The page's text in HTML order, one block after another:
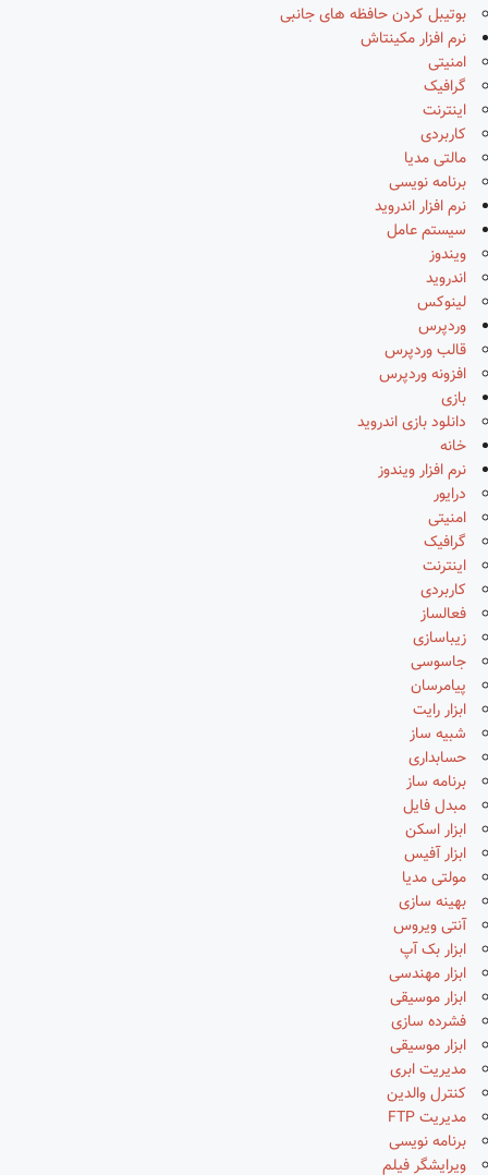
بوتیبل کردن حافظه های جانبی
نرم افزار مکینتاش
امنیتی
گرافیک
اینترنت
کاربردی
مالتی مدیا
برنامه نویسی
نرم افزار اندروید
سیستم عامل
ویندوز
اندروید
لینوکس
وردپرس
قالب وردپرس
افزونه وردپرس
بازی
دانلود بازی اندروید
خانه
نرم افزار ویندوز
درایور
امنیتی
گرافیک
اینترنت
کاربردی
فعالساز
زیباسازی
جاسوسی
پیامرسان
ابزار رایت
شبیه ساز
حسابداری
برنامه ساز
مبدل فایل
ابزار اسکن
ابزار آفیس
مولتی مدیا
بهینه سازی
آنتی ویروس
ابزار بک آپ
ابزار مهندسی
ابزار موسیقی
فشرده سازی
ابزار موسیقی
مدیریت ابری
کنترل والدین
مدیریت FTP
برنامه نویسی
ویرایشگر فیلم